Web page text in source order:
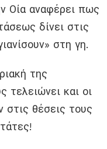
Οία αναφέρει πως
δίνει στις
στη γη.
της
τελειώνει και οι
θέσεις τους